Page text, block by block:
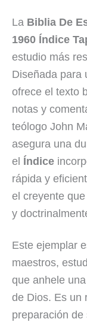
La Biblia De
1960 Índice
estudio más
Diseñada para
ofrece el texto
notas y
teólogo John
asegura una
el Índice
rápida y
el creyente
y
Este ejemplar
maestros,
que anhele
de Dios. Es un
preparación